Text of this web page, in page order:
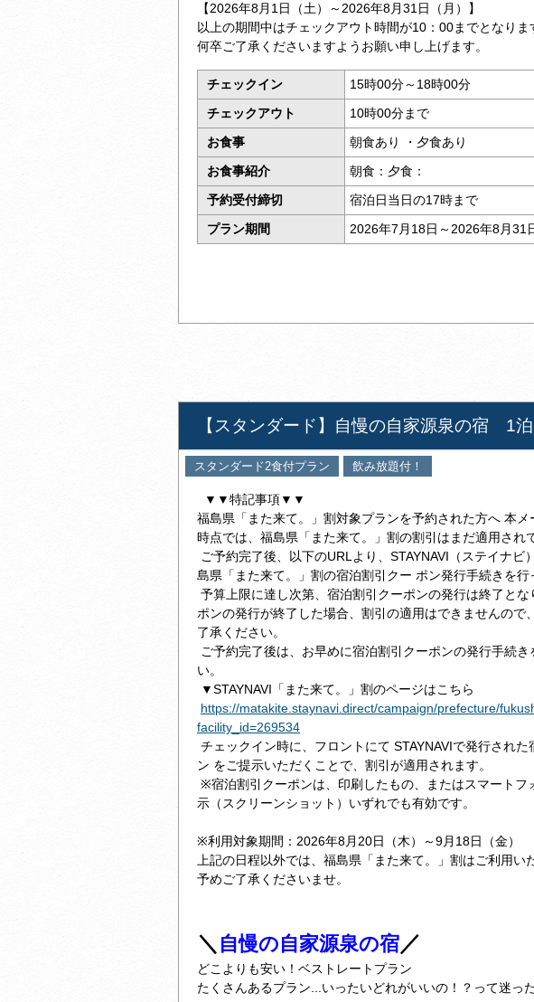
【2026年8月1日（土）～2026年8月31日（月）】
以上の期間中はチェックアウト時間が10：00までとなりま
何卒ご了承くださいますようお願い申し上げます。
チェックイン
15時00分～18時00分
チェックアウト
10時00分まで
お食事
朝食あり ・夕食あり
お食事紹介
朝食：夕食：
予約受付締切
宿泊日当日の17時まで
プラン期間
2026年7月18日～2026年8月31
【スタンダード】自慢の自家源泉の宿 1
スタンダード2食付プラン 飲み放題付！
▼▼特記事項▼▼
福島県「また来て。」割対象プランを予約された方へ 本メ
時点では、福島県「また来て。」割の割引はまだ適用され
ご予約完了後、以下のURLより、STAYNAVI（ステイナビ
島県「また来て。」割の宿泊割引クー ポン発行手続きを行
予算上限に達し次第、宿泊割引クーポンの発行は終了とな
ポンの発行が終了した場合、割引の適用はできませんので
了承ください。
ご予約完了後は、お早めに宿泊割引クーポンの発行手続き
い。
▼STAYNAVI「また来て。」割のページはこちら
https://matakite.staynavi.direct/campaign/prefecture/
facility_id=269534
チェックイン時に、フロントにて STAYNAVIで発行された
ン をご提示いただくことで、割引が適用されます。
※宿泊割引クーポンは、印刷したもの、またはスマートフ
示（スクリーンショット）いずれでも有効です。
※利用対象期間：2026年8月20日（木）～9月18日（金）
上記の日程以外では、福島県「また来て。」割はご利用い
予めご了承くださいませ。
＼ 自慢の自家源泉の宿／
どこよりも安い！ベストレートプラン
たくさんあるプラン...いったいどれがいいの！？って迷っ